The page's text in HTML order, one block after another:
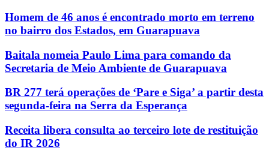
Homem de 46 anos é encontrado morto em terreno
no bairro dos Estados, em Guarapuava
Baitala nomeia Paulo Lima para comando da
Secretaria de Meio Ambiente de Guarapuava
BR 277 terá operações de ‘Pare e Siga’ a partir desta
segunda-feira na Serra da Esperança
Receita libera consulta ao terceiro lote de restituição
do IR 2026